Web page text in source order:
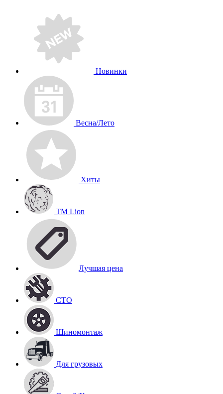
Новинки
Весна/Лето
Хиты
TM Lion
Лучшая цена
СТО
Шиномонтаж
Для грузовых